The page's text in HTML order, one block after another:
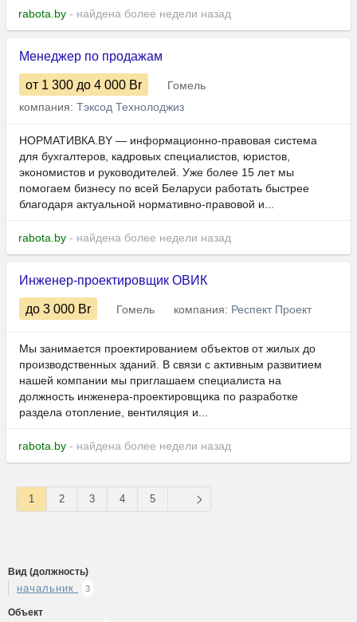
rabota.by - найдена более недели назад
Менеджер по продажам
от 1 300 до 4 000 Br
Гомель
компания: Тэксод Технолоджиз
НОРМАТИВКА.BY — информационно-правовая система
для бухгалтеров, кадровых специалистов, юристов,
экономистов и руководителей. Уже более 15 лет мы
помогаем бизнесу по всей Беларуси работать быстрее
благодаря актуальной нормативно-правовой и...
rabota.by - найдена более недели назад
Инженер-проектировщик ОВИК
до 3 000 Br Гомель компания: Респект Проект
Мы занимается проектированием объектов от жилых до
производственных зданий. В связи с активным развитием
нашей компании мы приглашаем специалиста на
должность инженера-проектировщика по разработке
раздела отопление, вентиляция и...
rabota.by - найдена более недели назад
1 2 3 4 5
Вид (должность)
начальник 3
Объект